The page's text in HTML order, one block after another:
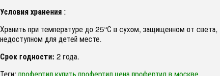
Условия хранения :
Хранить при температуре до 25°С в сухом, защищенном от света,
недоступном для детей месте.
Срок годности: 2 года.